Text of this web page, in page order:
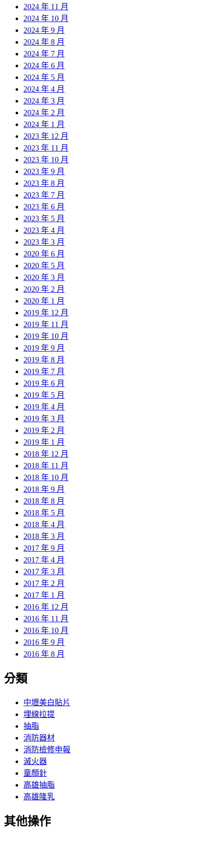
2024 年 11 月
2024 年 10 月
2024 年 9 月
2024 年 8 月
2024 年 7 月
2024 年 6 月
2024 年 5 月
2024 年 4 月
2024 年 3 月
2024 年 2 月
2024 年 1 月
2023 年 12 月
2023 年 11 月
2023 年 10 月
2023 年 9 月
2023 年 8 月
2023 年 7 月
2023 年 6 月
2023 年 5 月
2023 年 4 月
2023 年 3 月
2020 年 6 月
2020 年 5 月
2020 年 3 月
2020 年 2 月
2020 年 1 月
2019 年 12 月
2019 年 11 月
2019 年 10 月
2019 年 9 月
2019 年 8 月
2019 年 7 月
2019 年 6 月
2019 年 5 月
2019 年 4 月
2019 年 3 月
2019 年 2 月
2019 年 1 月
2018 年 12 月
2018 年 11 月
2018 年 10 月
2018 年 9 月
2018 年 8 月
2018 年 5 月
2018 年 4 月
2018 年 3 月
2017 年 9 月
2017 年 4 月
2017 年 3 月
2017 年 2 月
2017 年 1 月
2016 年 12 月
2016 年 11 月
2016 年 10 月
2016 年 9 月
2016 年 8 月
分類
中壢美白貼片
埋線拉提
抽脂
消防器材
消防檢修申報
滅火器
童顏針
高雄抽脂
高雄隆乳
其他操作